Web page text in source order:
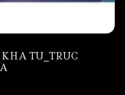
TU_TRUC